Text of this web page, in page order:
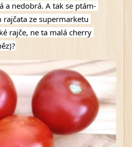
a nedobrá. A tak se ptám-
rajčata ze supermarketu
rajče, ne ta malá cherry